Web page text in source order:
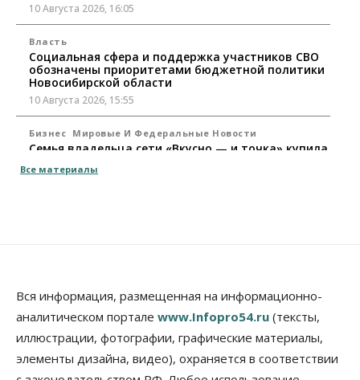
10 Августа 2026, 16:05
Власть
Социальная сфера и поддержка участников СВО
обозначены приоритетами бюджетной политики
Новосибирской области
10 Августа 2026, 15:55
Бизнес Мировые И Федеральные Новости
Семья владельца сети «Вкусно — и точка» купила
10 Августа 2026, 15:30
Недвижимость
Новосибирск находится в процессе движения к
«человечному» городу
10 Августа 2026, 15:00
Общество Право&Порядок
Все материалы
Вся информация, размещенная на информационно-
аналитическом портале www.Infopro54.ru (тексты,
иллюстрации, фотографии, графические материалы,
элементы дизайна, видео), охраняется в соответствии